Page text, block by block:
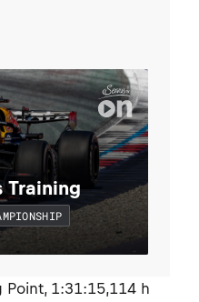
Training
Point, 1:31:15,114 h